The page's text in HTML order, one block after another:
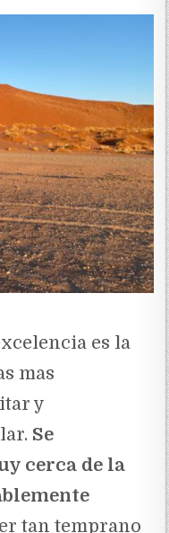
es la
mas
y
Se
cerca de la
tan temprano